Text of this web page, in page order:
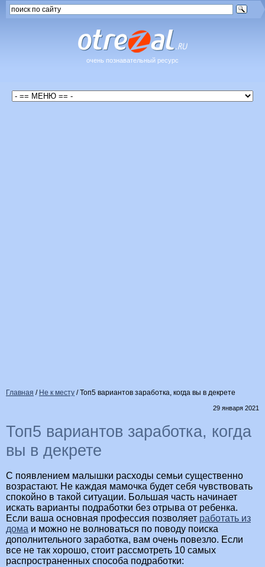
очень познавательный ресурс
Главная / Не к месту /Топ5 вариантов заработка, когда вы в декрете
29 января 2021
Топ5 вариантов заработка, когда
вы в декрете
С появлением малышки расходы семьи существенно
возрастают. Не каждая мамочка будет себя чувствовать
спокойно в такой ситуации. Большая часть начинает
искать варианты подработки без отрыва от ребенка.
Если ваша основная профессия позволяет работать из
дома и можно не волноваться по поводу поиска
дополнительного заработка, вам очень повезло. Если
все не так хорошо, стоит рассмотреть 10 самых
распространенных способа подработки: